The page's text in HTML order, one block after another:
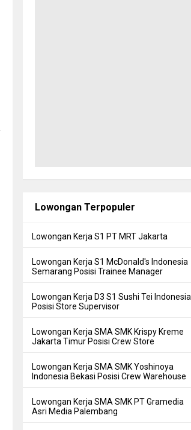
Lowongan Terpopuler
Lowongan Kerja S1 PT MRT Jakarta
Lowongan Kerja S1 McDonald's Indonesia
Semarang Posisi Trainee Manager
Lowongan Kerja D3 S1 Sushi Tei Indonesia
Posisi Store Supervisor
Lowongan Kerja SMA SMK Krispy Kreme
Jakarta Timur Posisi Crew Store
Lowongan Kerja SMA SMK Yoshinoya
Indonesia Bekasi Posisi Crew Warehouse
Lowongan Kerja SMA SMK PT Gramedia
Asri Media Palembang